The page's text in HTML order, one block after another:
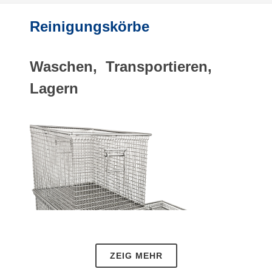
Reinigungskörbe
Waschen, Transportieren,
Lagern
ZEIG MEHR